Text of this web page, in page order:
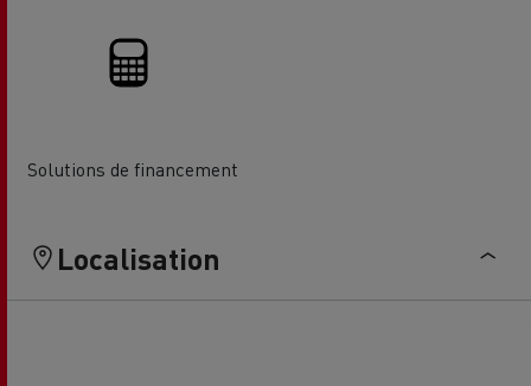
Solutions de financement
Localisation